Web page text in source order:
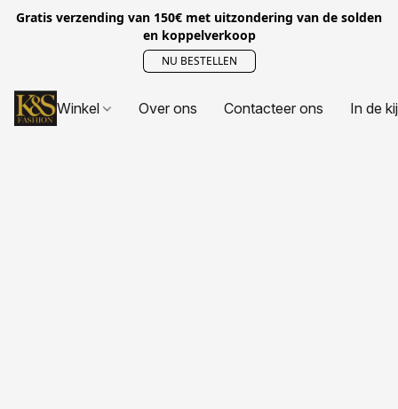
Gratis verzending van 150€ met uitzondering van de solden
en koppelverkoop
NU BESTELLEN
Winkel Over ons Contacteer ons In de